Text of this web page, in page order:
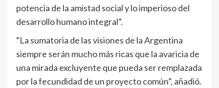
potencia de la amistad social y lo imperioso del
desarrollo humano integral”.
“La sumatoria de las visiones de la Argentina
siempre serán mucho más ricas que la avaricia de
una mirada excluyente que pueda ser remplazada
por la fecundidad de un proyecto común”, añadió.